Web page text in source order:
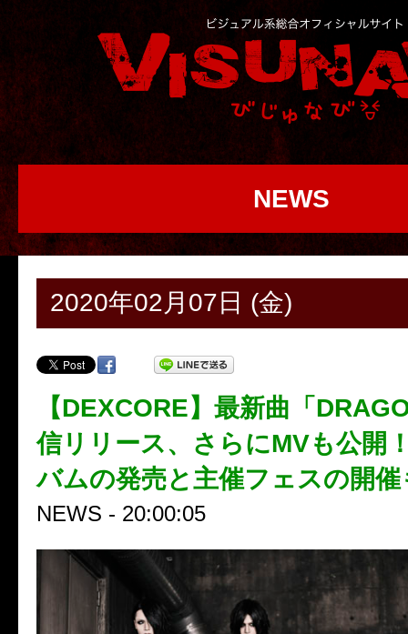
NEWS
2020年02月07日 (金)
【DEXCORE】最新曲「
信リリース、さらにMVも公開
バムの発売と主催フェスの開催
NEWS - 20:00:05